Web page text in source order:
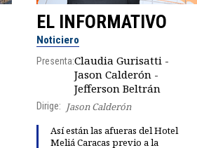
EL INFORMATIVO
Noticiero
Presenta:Claudia Gurisatti -
Jason Calderón -
Jefferson Beltrán
Dirige:
Jason Calderón
Así están las afueras del Hotel
Meliá Caracas previo a la